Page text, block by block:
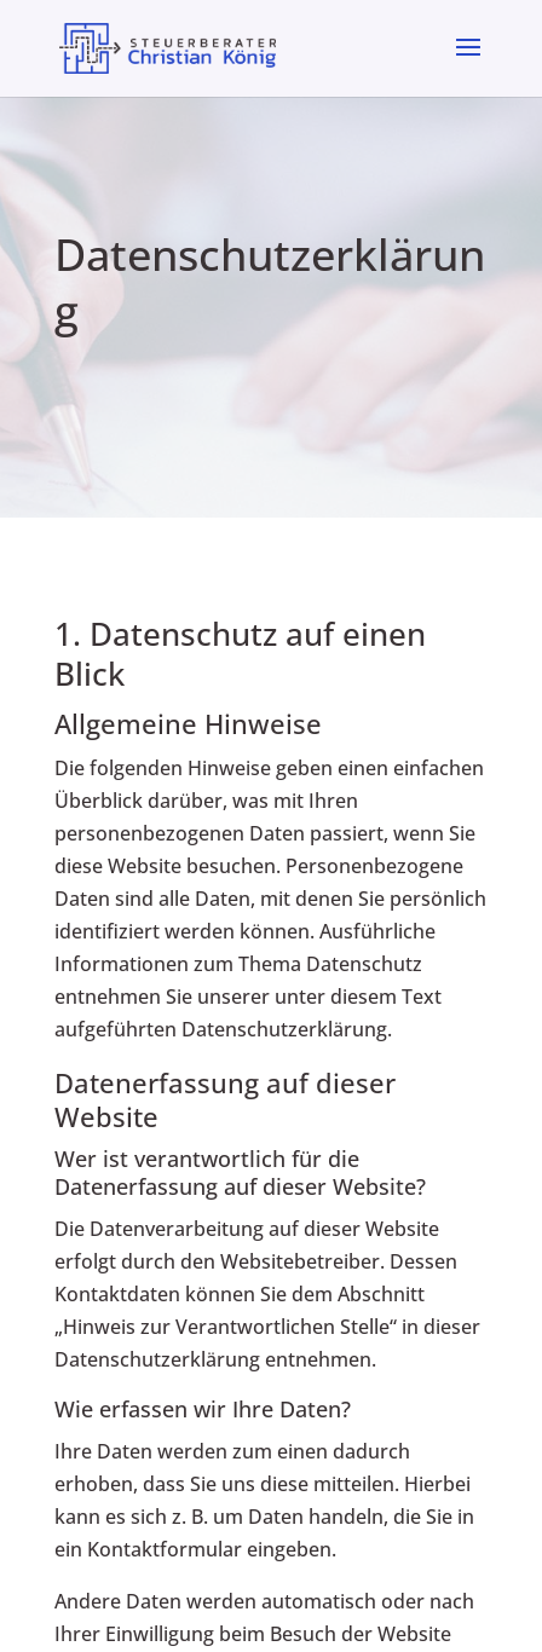
Datenschutzerklärun
g
1. Datenschutz auf einen
Blick
Allgemeine Hinweise
Die folgenden Hinweise geben einen einfachen
Überblick darüber, was mit Ihren
personenbezogenen Daten passiert, wenn Sie
diese Website besuchen. Personenbezogene
Daten sind alle Daten, mit denen Sie persönlich
identifiziert werden können. Ausführliche
Informationen zum Thema Datenschutz
entnehmen Sie unserer unter diesem Text
aufgeführten Datenschutzerklärung.
Datenerfassung auf dieser
Website
Wer ist verantwortlich für die
Datenerfassung auf dieser Website?
Die Datenverarbeitung auf dieser Website
erfolgt durch den Websitebetreiber. Dessen
Kontaktdaten können Sie dem Abschnitt
„Hinweis zur Verantwortlichen Stelle“ in dieser
Datenschutzerklärung entnehmen.
Wie erfassen wir Ihre Daten?
Ihre Daten werden zum einen dadurch
erhoben, dass Sie uns diese mitteilen. Hierbei
kann es sich z. B. um Daten handeln, die Sie in
ein Kontaktformular eingeben.
Andere Daten werden automatisch oder nach
Ihrer Einwilligung beim Besuch der Website